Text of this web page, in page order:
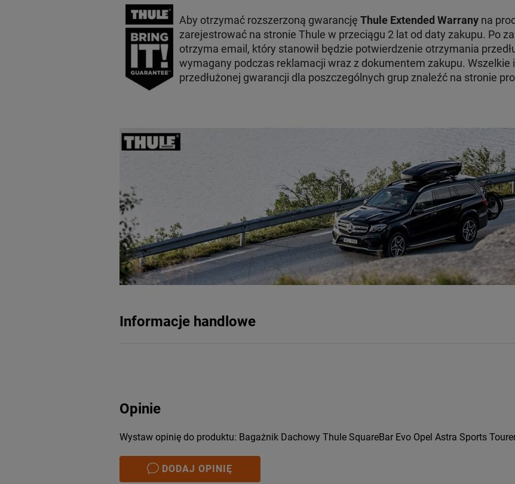
Aby otrzymać rozszerzoną gwarancję Thule Extended Warranyna
zarejestrować na stronie Thule w przeciągu 2 lat od daty zakupu. Po
otrzyma email, który stanowił będzie potwierdzenie otrzymania
wymagany podczas reklamacji wraz z dokumentem zakupu.
przedłużonej gwarancji dla poszczególnych grup znaleźć na stronie
Informacje handlowe
Opinie
Wystaw opinię do produktu: Bagażnik Dachowy Thule SquareBar Evo Opel Astra Sports
DODAJ OPINIĘ